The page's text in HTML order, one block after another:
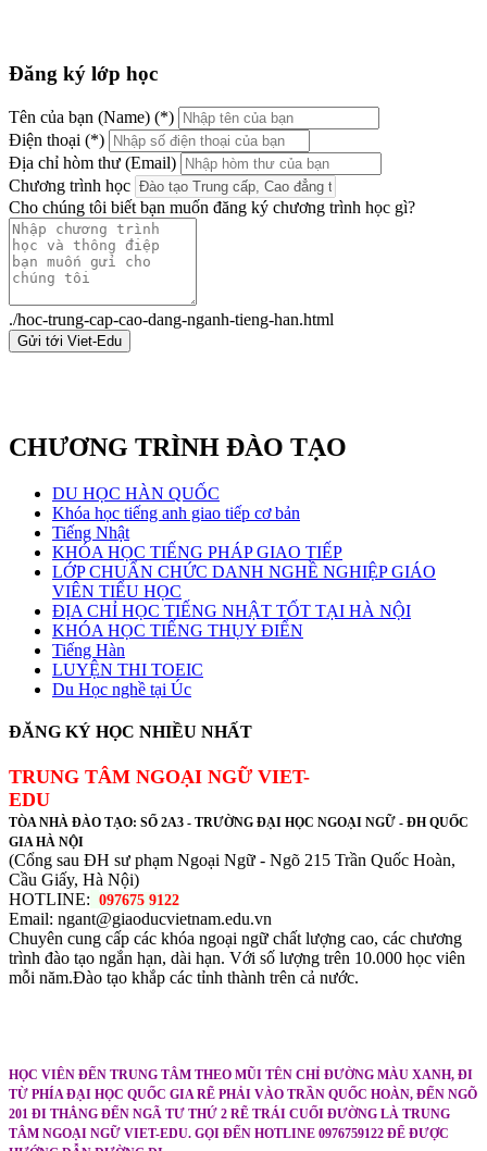
Đăng ký lớp học
Tên của bạn (Name) (*)
Điện thoại (*)
Địa chỉ hòm thư (Email)
Chương trình học
Cho chúng tôi biết bạn muốn đăng ký chương trình học gì?
./hoc-trung-cap-cao-dang-nganh-tieng-han.html
Gửi tới Viet-Edu
CHƯƠNG TRÌNH ĐÀO TẠO
DU HỌC HÀN QUỐC
Khóa học tiếng anh giao tiếp cơ bản
Tiếng Nhật
KHÓA HỌC TIẾNG PHÁP GIAO TIẾP
LỚP CHUẨN CHỨC DANH NGHỀ NGHIỆP GIÁO
VIÊN TIỂU HỌC
ĐỊA CHỈ HỌC TIẾNG NHẬT TỐT TẠI HÀ NỘI
KHÓA HỌC TIẾNG THỤY ĐIỂN
Tiếng Hàn
LUYỆN THI TOEIC
Du Học nghề tại Úc
ĐĂNG KÝ HỌC NHIỀU NHẤT
TRUNG TÂM NGOẠI NGỮ VIET-
EDU
TÒA NHÀ ĐÀO TẠO: SỐ 2A3 - TRƯỜNG ĐẠI HỌC NGOẠI NGỮ - ĐH QUỐC
GIA HÀ NỘI
(Cổng sau ĐH sư phạm Ngoại Ngữ - Ngõ 215 Trần Quốc Hoàn,
Cầu Giấy, Hà Nội)
HOTLINE: 097675 9122
Email: ngant@giaoducvietnam.edu.vn
Chuyên cung cấp các khóa ngoại ngữ chất lượng cao, các chương
trình đào tạo ngắn hạn, dài hạn. Với số lượng trên 10.000 học viên
mỗi năm.Đào tạo khắp các tỉnh thành trên cả nước.
HỌC VIÊN ĐẾN TRUNG TÂM THEO MŨI TÊN CHỈ ĐƯỜNG MÀU XANH, ĐI
TỪ PHÍA ĐẠI HỌC QUỐC GIA RẼ PHẢI VÀO TRẦN QUỐC HOÀN, ĐẾN NGÕ
201 ĐI THẲNG ĐẾN NGÃ TƯ THỨ 2 RẼ TRÁI CUỐI ĐƯỜNG LÀ TRUNG
TÂM NGOẠI NGỮ VIET-EDU. GỌI ĐẾN HOTLINE 0976759122 ĐỂ ĐƯỢC